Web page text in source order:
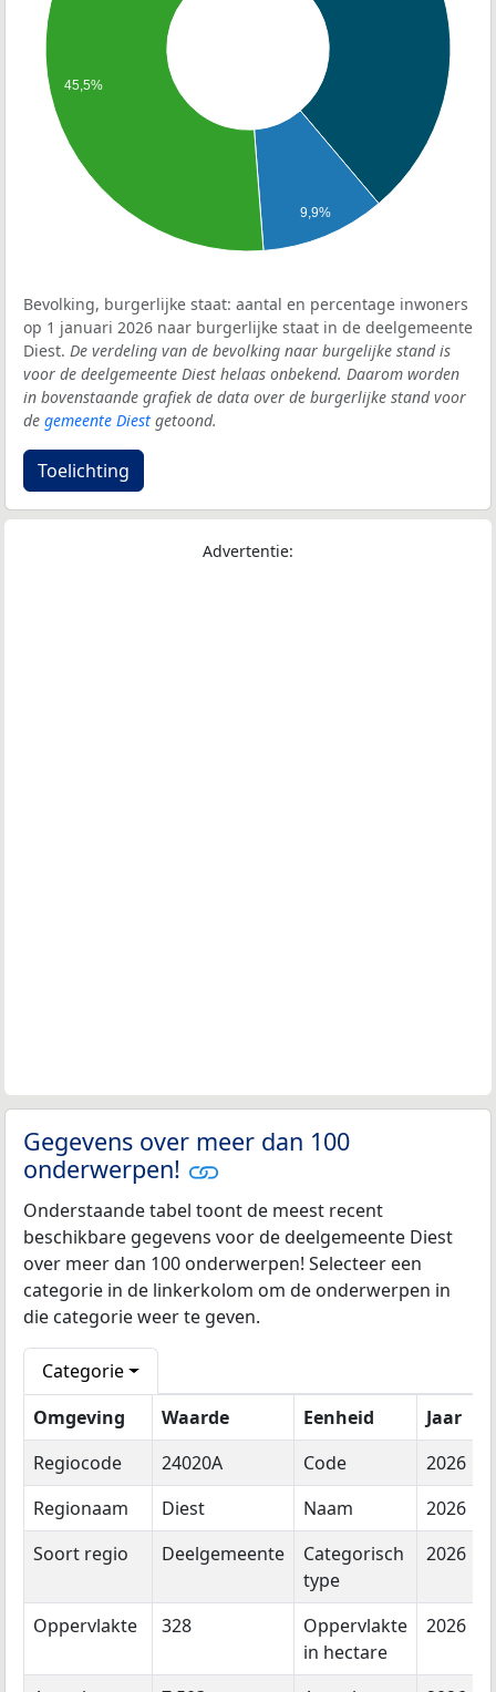
9,9%
45,5%
Bevolking, burgerlijke staat: aantal en percentage inwoners
op 1 januari 2026 naar burgerlijke staat in de deelgemeente
Diest. De verdeling van de bevolking naar burgelijke stand is
voor de deelgemeente Diest helaas onbekend. Daarom worden
in bovenstaande grafiek de data over de burgerlijke stand voor
de gemeente Diest getoond.
Toelichting
Advertentie:
Gegevens over meer dan 100
onderwerpen!
Onderstaande tabel toont de meest recent
beschikbare gegevens voor de deelgemeente Diest
over meer dan 100 onderwerpen! Selecteer een
categorie in de linkerkolom om de onderwerpen in
die categorie weer te geven.
Categorie
Omgeving
Waarde Eenheid
Jaar
Regiocode
24020A Code
2026
Regionaam
Diest Naam
2026
Soort regio
Deelgemeente
Categorisch
type
2026
Oppervlakte 328
Oppervlakte
in hectare
2026